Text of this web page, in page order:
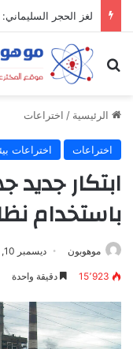
لغز الحجر
بحث عن
الرئيسية / اختراعات
اختراعات اختراعات
ابتكار جديد
باستخدام
موهوبون ديسمبر 10, 2025
15٬923 دقيقة واحدة